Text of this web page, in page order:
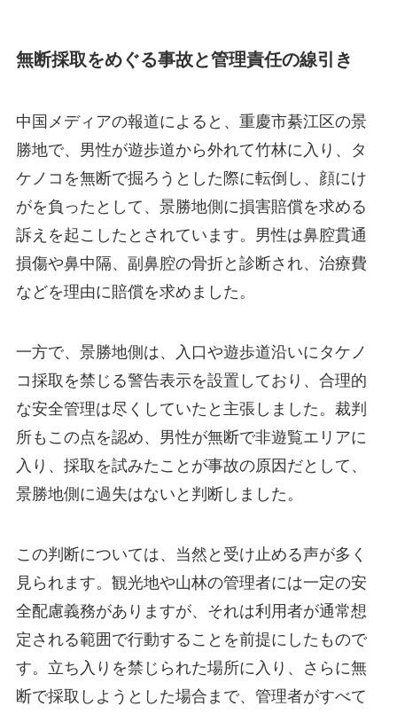
無断採取をめぐる事故と管理責任の線引き
中国メディアの報道によると、重慶市綦江区の景
勝地で、男性が遊歩道から外れて竹林に入り、タ
ケノコを無断で掘ろうとした際に転倒し、顔にけ
がを負ったとして、景勝地側に損害賠償を求める
訴えを起こしたとされています。男性は鼻腔貫通
損傷や鼻中隔、副鼻腔の骨折と診断され、治療費
などを理由に賠償を求めました。
一方で、景勝地側は、入口や遊歩道沿いにタケノ
コ採取を禁じる警告表示を設置しており、合理的
な安全管理は尽くしていたと主張しました。裁判
所もこの点を認め、男性が無断で非遊覧エリアに
入り、採取を試みたことが事故の原因だとして、
景勝地側に過失はないと判断しました。
この判断については、当然と受け止める声が多く
見られます。観光地や山林の管理者には一定の安
全配慮義務がありますが、それは利用者が通常想
定される範囲で行動することを前提にしたもので
す。立ち入りを禁じられた場所に入り、さらに無
断で採取しようとした場合まで、管理者がすべて